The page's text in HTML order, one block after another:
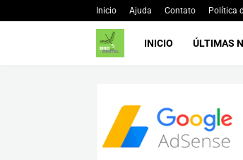
Inicio Ajuda Contato Política
INICIO ÚLTIMAS